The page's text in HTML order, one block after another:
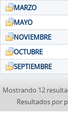
MARZO
MAYO
NOVIEMBRE
OCTUBRE
SEPTIEMBRE
Mostrando 12
Resultados por